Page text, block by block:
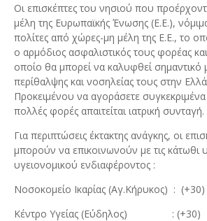
Οι επισκέπτες του νησιού που
μέλη της Ευρωπαϊκής Ένωσης (Ε.Ε.),
πολίτες από χώρες-μη μέλη της Ε.Ε., το
ο αρμόδιος ασφαλιστικός τους φορέας
οποίο θα μπορεί να καλυφθεί σημαντικό
περίθαλψης και νοσηλείας τους στην
Προκειμένου να αγοράσετε
πολλές φορές απαιτείται ιατρική συνταγή.
Για περιπτώσεις έκτακτης ανάγκης, οι
μπορούν να επικοινωνούν με τις κάτωθι
υγειονομικού ενδιαφέροντος :
Νοσοκομείο Ικαρίας (Αγ.Κήρυκος) :
Κέντρο Υγείας (Εύδηλος) : (+30)